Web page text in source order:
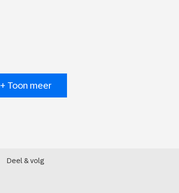
+ Toon meer
Deel & volg